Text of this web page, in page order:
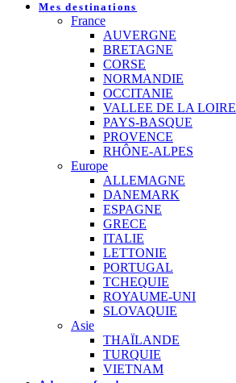
Mes destinations
France
AUVERGNE
BRETAGNE
CORSE
NORMANDIE
OCCITANIE
VALLEE DE LA LOIRE
PAYS-BASQUE
PROVENCE
RHÔNE-ALPES
Europe
ALLEMAGNE
DANEMARK
ESPAGNE
GRECE
ITALIE
LETTONIE
PORTUGAL
TCHEQUIE
ROYAUME-UNI
SLOVAQUIE
Asie
THAÏLANDE
TURQUIE
VIETNAM